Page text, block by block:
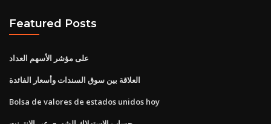
Featured Posts
على مؤشر الأسهم العداد
العلاقة بين سوق السندات وأسعار الفائدة
Bolsa de valores de estados unidos hoy